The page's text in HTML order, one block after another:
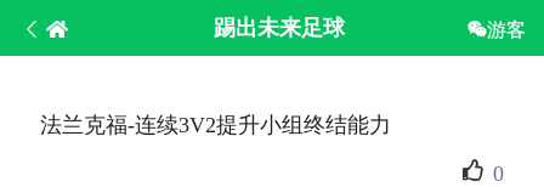
踢出未来足球 游客
法兰克福-连续3V2提升小组终结能力
0